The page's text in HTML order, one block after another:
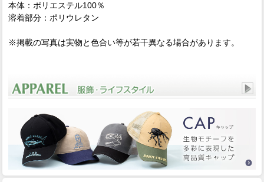
本体：ポリエステル100％
溶着部分：ポリウレタン
※掲載の写真は実物と色合い等が若干異なる場合があります。